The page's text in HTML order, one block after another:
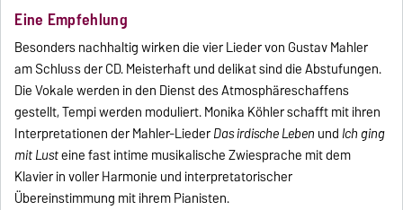
Eine Empfehlung
Besonders nachhaltig wirken die vier Lieder von Gustav Mahler
am Schluss der CD. Meisterhaft und delikat sind die Abstufungen.
Die Vokale werden in den Dienst des Atmosphäreschaffens
gestellt, Tempi werden moduliert. Monika Köhler schafft mit ihren
Interpretationen der Mahler-LiederDas irdische Leben und Ich ging
mit Lusteine fast intime musikalische Zwiesprache mit dem
Klavier in voller Harmonie und interpretatorischer
Übereinstimmung mit ihrem Pianisten.